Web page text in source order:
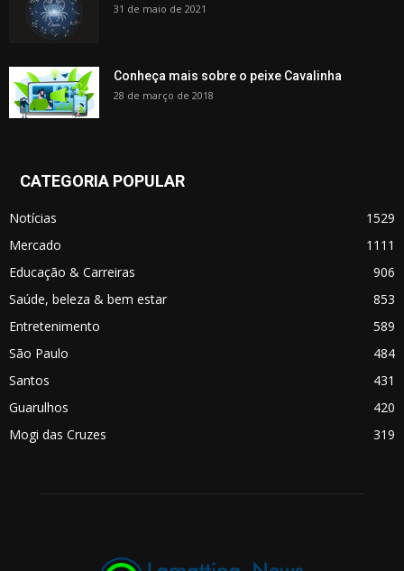
31 de maio de 2021
Conheça mais sobre o peixe Cavalinha
28 de março de 2018
CATEGORIA POPULAR
Notícias
1529
Mercado
1111
Educação & Carreiras
906
Saúde, beleza & bem estar
853
Entretenimento
589
São Paulo
484
Santos
431
Guarulhos
420
Mogi das Cruzes
319